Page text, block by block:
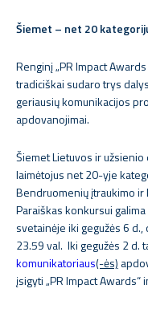
Šiemet – net 20
Renginį „PR Impact
tradiciškai sudaro trys
geriausių komunikacijos
apdovanojimai.
Šiemet Lietuvos ir
laimėtojus net 20-yje
Bendruomenių įtraukimo ir
Paraiškas konkursui galima
svetainėje iki gegužės 6
23.59 val. Iki gegužės 2 d.
komunikatoriaus(-ės)
įsigyti „PR Impact Awards“